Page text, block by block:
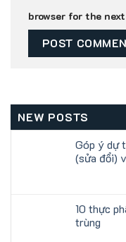
browser for the
NEW POSTS
Góp ý dự
(sửa đổi)
10 thực
trùng